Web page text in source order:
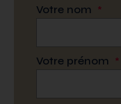
Votre nom *
Votre prénom *